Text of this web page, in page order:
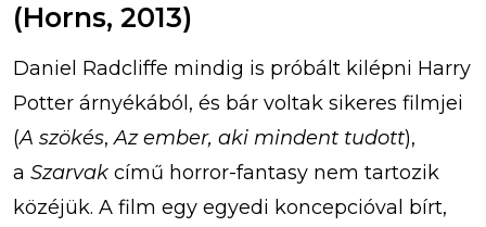
(Horns, 2013)
Daniel Radcliffe mindig is próbált kilépni Harry
Potter árnyékából, és bár voltak sikeres filmjei
(A szökés,Az ember, aki mindent tudott),
a Szarvak című horror-fantasy nem tartozik
közéjük. A film egy egyedi koncepcióval bírt,